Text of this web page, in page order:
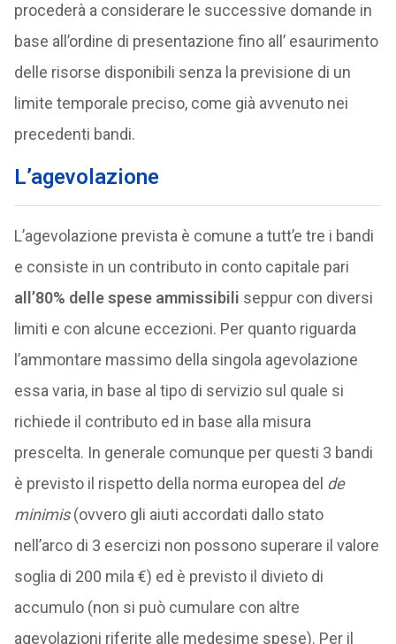
procederà a considerare le successive domande in
base all’ordine di presentazione fino all’ esaurimento
delle risorse disponibili senza la previsione di un
limite temporale preciso, come già avvenuto nei
precedenti bandi.
L’agevolazione
L’agevolazione prevista è comune a tutt’e tre i bandi
e consiste in un contributo in conto capitale pari
all’80% delle spese ammissibili seppur con diversi
limiti e con alcune eccezioni. Per quanto riguarda
l’ammontare massimo della singola agevolazione
essa varia, in base al tipo di servizio sul quale si
richiede il contributo ed in base alla misura
prescelta. In generale comunque per questi 3 bandi
è previsto il rispetto della norma europea del de
minimis(ovvero gli aiuti accordati dallo stato
nell’arco di 3 esercizi non possono superare il valore
soglia di 200 mila €) ed è previsto il divieto di
accumulo (non si può cumulare con altre
agevolazioni riferite alle medesime spese). Per il